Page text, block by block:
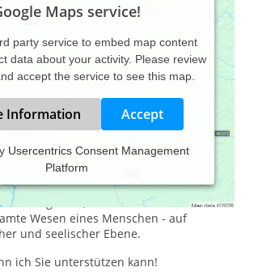
Maps service!
party service to embed map content
data about your activity. Please review
accept the service to see this map.
Information Accept
Usercentrics Consent Management
Platform
Arbeit als auch in der
ist es mir ein Anliegen, meine
zu begleiten, denn immer betreffen
Wesen eines Menschen - auf
und seelischer Ebene.
ich Sie unterstützen kann!